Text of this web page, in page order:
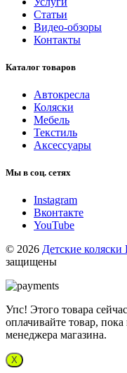
Статьи
Видео-обзоры
Контакты
Каталог товаров
Автокресла
Коляски
Мебель
Текстиль
Аксессуары
Мы в соц. сетях
Instagram
Вконтакте
YouTube
© 2026 Детские
защищены
Упс! Этого товара
оплачивайте товар,
менеджера магазина.
X